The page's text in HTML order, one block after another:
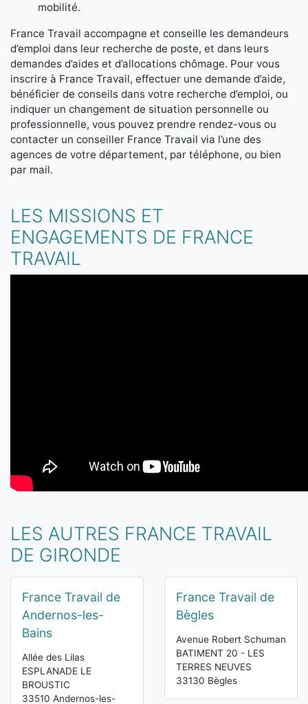
mobilité.
France Travail accompagne et conseille les demandeurs
d’emploi dans leur recherche de poste, et dans leurs
demandes d’aides et d’allocations chômage. Pour vous
inscrire à France Travail, effectuer une demande d’aide,
bénéficier de conseils dans votre recherche d’emploi, ou
indiquer un changement de situation personnelle ou
professionnelle, vous pouvez prendre rendez-vous ou
contacter un conseiller France Travail via l’une des
agences de votre département, par téléphone, ou bien
par mail.
LES MISSIONS ET
ENGAGEMENTS DE FRANCE
TRAVAIL
LES AUTRES FRANCE TRAVAIL
DE GIRONDE
France Travail de
Andernos-les-
Bains
Allée des Lilas
ESPLANADE LE
BROUSTIC
33510 Andernos-les-
France Travail de
Bègles
Avenue Robert Schuman
BATIMENT 20 - LES
TERRES NEUVES
33130 Bègles